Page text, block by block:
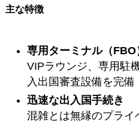
主な特徴
専用ターミナル（FBO
VIPラウンジ、専用駐
入出国審査設備を完備
迅速な出入国手続き
混雑とは無縁のプライ